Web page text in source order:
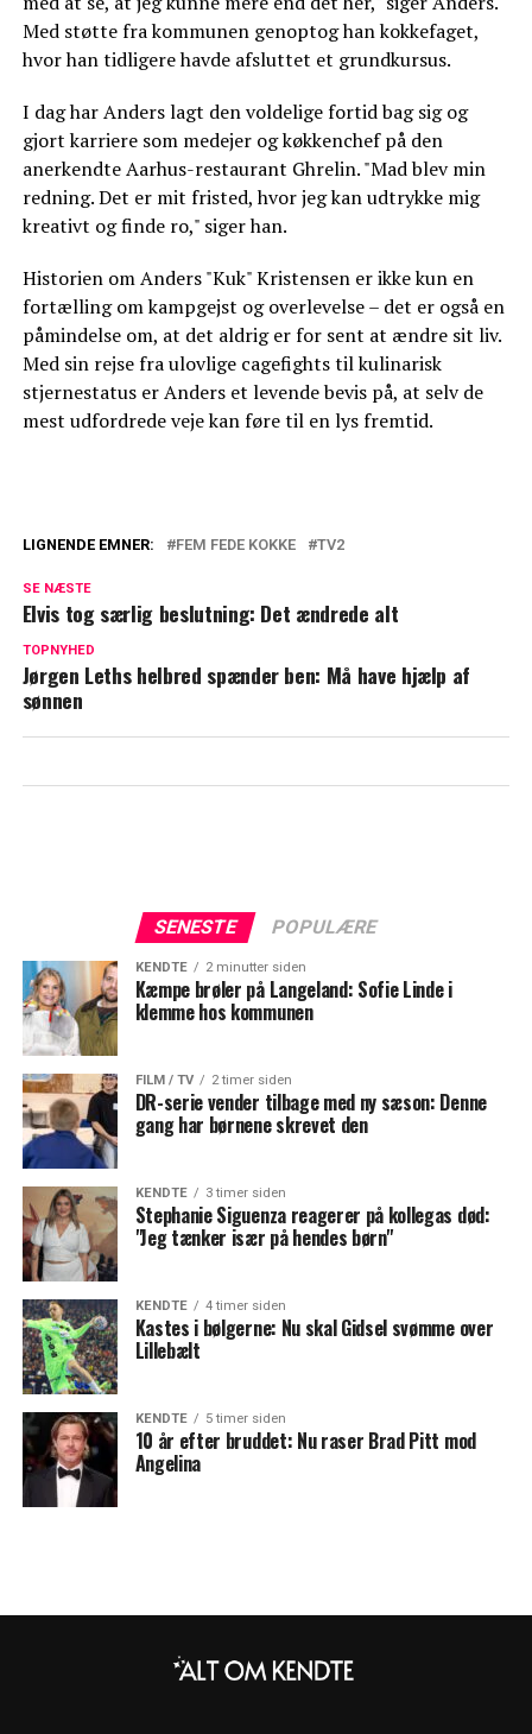
Med støtte fra kommunen genoptog han kokkefaget,
hvor han tidligere havde afsluttet et grundkursus.
I dag har Anders lagt den voldelige fortid bag sig og
gjort karriere som medejer og køkkenchef på den
anerkendte Aarhus-restaurant Ghrelin. "Mad blev min
redning. Det er mit fristed, hvor jeg kan udtrykke mig
kreativt og finde ro," siger han.
Historien om Anders "Kuk" Kristensen er ikke kun en
fortælling om kampgejst og overlevelse – det er også en
påmindelse om, at det aldrig er for sent at ændre sit liv.
Med sin rejse fra ulovlige cagefights til kulinarisk
stjernestatus er Anders et levende bevis på, at selv de
mest udfordrede veje kan føre til en lys fremtid.
tabt 175 kilo
genforenes næste år
LIGNENDE EMNER: FEM FEDE KOKKE TV2
SE NÆSTE
Elvis tog særlig beslutning: Det ændrede alt
TOPNYHED
Jørgen Leths helbred spænder ben: Må have hjælp af
sønnen
SENESTE POPULÆRE
KENDTE 2 minutter siden
Kæmpe brøler på Langeland: Sofie Linde i
klemme hos kommunen
FILM / TV 2 timer siden
DR-serie vender tilbage med ny sæson: Denne
gang har børnene skrevet den
KENDTE 3 timer siden
Stephanie Siguenza reagerer på kollegas død:
"Jeg tænker især på hendes børn"
KENDTE 4 timer siden
Kastes i bølgerne: Nu skal Gidsel svømme over
Lillebælt
KENDTE 5 timer siden
10 år efter bruddet: Nu raser Brad Pitt mod
Angelina